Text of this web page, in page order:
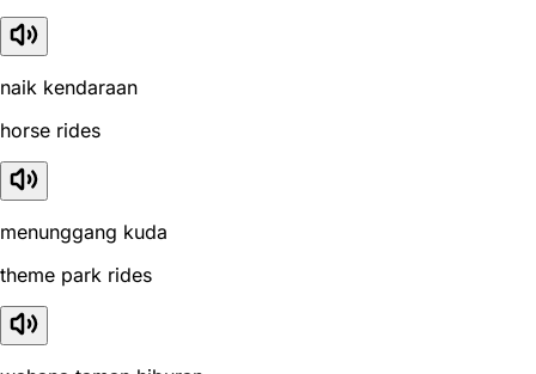
naik kendaraan
horse rides
menunggang kuda
theme park rides